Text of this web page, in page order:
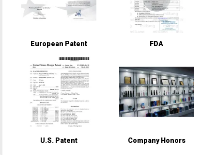
European Patent FDA
U.S. Patent Company Honors